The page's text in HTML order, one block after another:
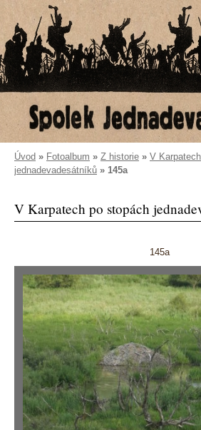
Úvod » Fotoalbum » Z historie » V
jednadevadesátníků » 145a
V Karpatech po stopách
145a